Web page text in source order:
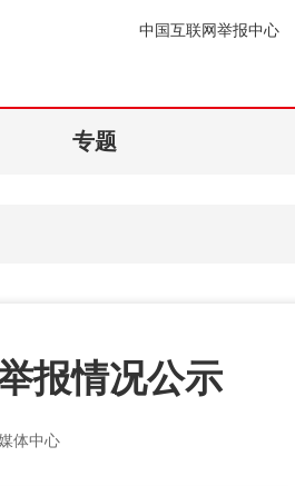
中国互联网举报中心
专题
报情况公示
体中心